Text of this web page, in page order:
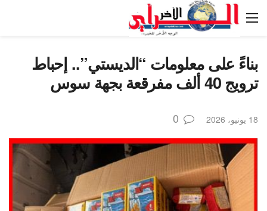
بناءً على معلومات “الديستي”.. إحباط
ترويج 40 ألف مفرقعة بجهة سوس
18 يونيو، 2026 0